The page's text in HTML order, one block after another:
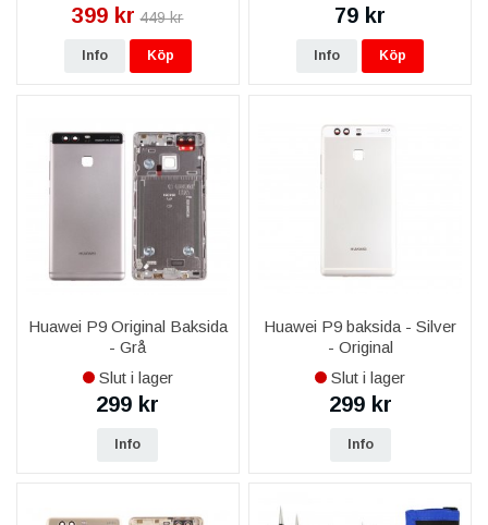
399 kr 449 kr
Info Köp
79 kr
Info Köp
Huawei P9 Original Baksida
- Grå
Slut i lager
299 kr
Info
Huawei P9 baksida - Silver
- Original
Slut i lager
299 kr
Info